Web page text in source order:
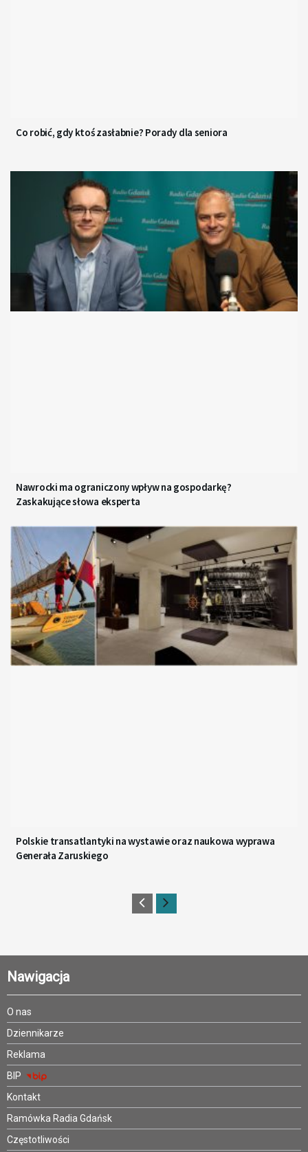
Co robić, gdy ktoś zasłabnie? Porady dla seniora
Nawrocki ma ograniczony wpływ na gospodarkę?
Zaskakujące słowa eksperta
Polskie transatlantyki na wystawie oraz naukowa wyprawa
Generała Zaruskiego
Nawigacja
O nas
Dziennikarze
Reklama
BIP
Kontakt
Ramówka Radia Gdańsk
Częstotliwości